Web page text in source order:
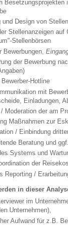
und Design von
Stellenanzeigen
Stellenbörsen
Bewerbungen,
der Bewerbung
Hotline
mit
Einladungen,
/ Moderation der am
Maßnahmen zur
/ Einbindung
Beratung und
Systems und
der
Reporting /
in dieser
im
Unternehmen),
Aufwand für z.B.